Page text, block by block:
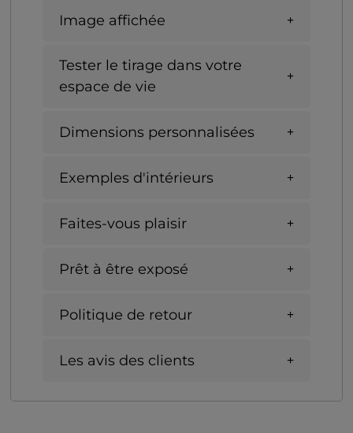
Image affichée
Tester le tirage dans votre
espace de vie
Dimensions personnalisées
Exemples d'intérieurs
Faites-vous plaisir
Prêt à être exposé
Politique de retour
Les avis des clients